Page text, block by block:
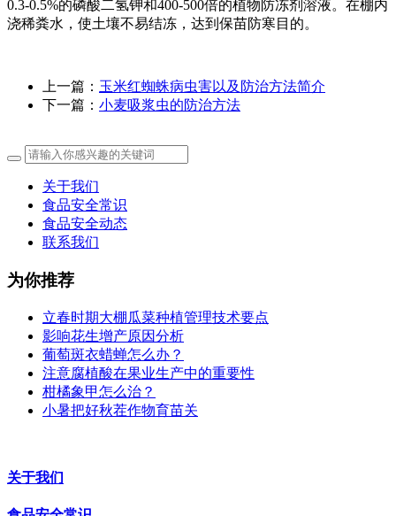
0.3-0.5%的磷酸二氢钾和400-500倍的植物防冻剂溶液。在棚内
浇稀粪水，使土壤不易结冻，达到保苗防寒目的。
上一篇： 玉米红蜘蛛病虫害以及防治方法简介
下一篇： 小麦吸浆虫的防治方法
关于我们
食品安全常识
食品安全动态
联系我们
为你推荐
立春时期大棚瓜菜种植管理技术要点
影响花生增产原因分析
葡萄斑衣蜡蝉怎么办？
注意腐植酸在果业生产中的重要性
柑橘象甲怎么治？
小暑把好秋茬作物育苗关
关于我们